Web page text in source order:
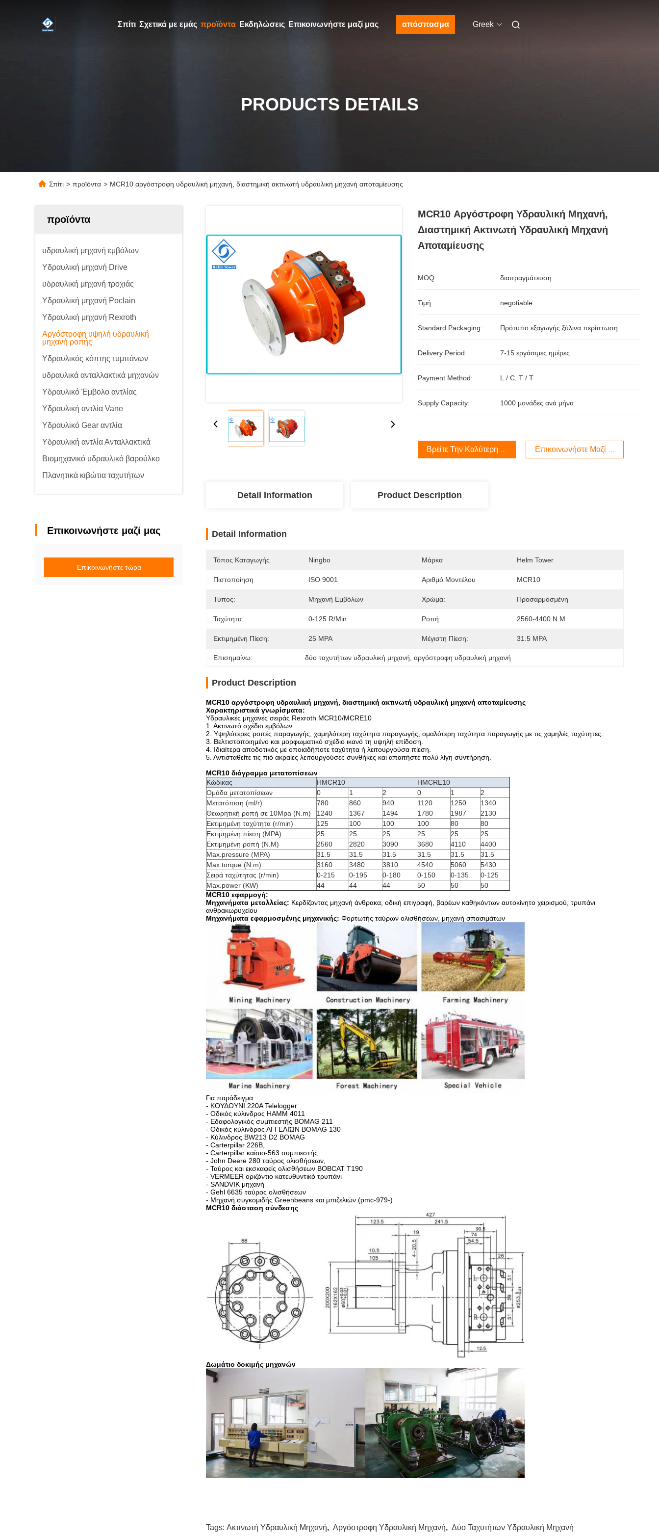
Σπίτι Σχετικά με εμάς προϊόντα Εκδηλώσεις Επικοινωνήστε μαζί μας απόσπασμα Greek
PRODUCTS DETAILS
Σπίτι > προϊόντα > MCR10 αργόστροφη υδραυλική μηχανή, διαστημική ακτινωτή υδραυλική μηχανή αποταμίευσης
προϊόντα
υδραυλική μηχανή εμβόλων
Υδραυλική μηχανή Drive
υδραυλική μηχανή τροχιάς
Υδραυλική μηχανή Poclain
Υδραυλική μηχανή Rexroth
Αργόστροφη υψηλή υδραυλική
μηχανή ροπής
Υδραυλικός κόπτης τυμπάνων
υδραυλικά ανταλλακτικά μηχανών
Υδραυλικό Έμβολο αντλίας
Υδραυλική αντλία Vane
Υδραυλικό Gear αντλία
Υδραυλική αντλία Ανταλλακτικά
Βιομηχανικό υδραυλικό βαρούλκο
Πλανητικά κιβώτια ταχυτήτων
Επικοινωνήστε μαζί μας
Επικοινωνήστε τώρα
MCR10 Αργόστροφη Υδραυλική Μηχανή,
Διαστημική Ακτινωτή Υδραυλική Μηχανή
Αποταμίευσης
MOQ: διαπραγμάτευση
Τιμή: negotiable
Standard Packaging: Πρότυπο εξαγωγής ξύλινα περίπτωση
Delivery Period: 7-15 εργάσιμες ημέρες
Payment Method: L / C, T / T
Supply Capacity: 1000 μονάδες ανά μήνα
Βρείτε Την Καλύτερη Τιμή Επικοινωνήστε Μαζί Μας
Detail Information Product Description
Detail Information
Τόπος Καταγωγής Ningbo Μάρκα Helm Tower
Πιστοποίηση ISO 9001 Αριθμό Μοντέλου MCR10
Τύπος: Μηχανή Εμβόλων Χρώμα: Προσαρμοσμένη
Ταχύτητα: 0-125 R/min Ροπή: 2560-4400 N.m
Εκτιμημένη Πίεση: 25 MPA Μέγιστη Πίεση: 31.5 MPA
Επισημαίνω: δύο ταχυτήτων υδραυλική μηχανή , αργόστροφη υδραυλική μηχανή
Product Description
MCR10 αργόστροφη υδραυλική μηχανή, διαστημική ακτινωτή υδραυλική μηχανή αποταμίευσης
Χαρακτηριστικά γνωρίσματα:
Υδραυλικές μηχανές σειράς Rexroth MCR10/MCRE10
1. Ακτινωτό σχέδιο εμβόλων.
2. Υψηλότερες ροπές παραγωγής, χαμηλότερη ταχύτητα παραγωγής, ομαλότερη ταχύτητα παραγωγής με τις χαμηλές ταχύτητες.
3. Βελτιστοποιημένο και μορφωματικό σχέδιο ικανό τη υψηλή επίδοση.
4. Ιδιαίτερα αποδοτικός με οποιαδήποτε ταχύτητα ή λειτουργούσα πίεση.
5. Αντισταθείτε τις πιό ακραίες λειτουργούσες συνθήκες και απαιτήστε πολύ λίγη συντήρηση.
MCR10 διάγραμμα μετατοπίσεων
Κώδικας
HMCR10
HMCRE10
Ομάδα μετατοπίσεων
0 1 2 0 1
2
Μετατόπιση (ml/r)
780 860 940 1120 1250
1340
Θεωρητική ροπή σε 10Mpa (N.m)
1240 1367 1494 1780 1987
2130
Εκτιμημένη ταχύτητα (r/min)
125 100 100 100 80
80
Εκτιμημένη πίεση (MPA)
25 25 25 25 25
25
Εκτιμημένη ροπή (N.M)
2560 2820 3090 3680 4110
4400
Max.pressure (MPA)
31.5 31.5 31.5 31.5 31.5
31.5
Max.torque (N.m)
3160 3480 3810 4540 5060
5430
Σειρά ταχύτητας (r/min)
0-215 0-195 0-180 0-150 0-135
0-125
Max.power (KW)
44 44 44 50 50
50
MCR10 εφαρμογή:
Μηχανήματα μεταλλείας: Κερδίζοντας μηχανή άνθρακα, οδική επιγραφή, βαρέων καθηκόντων αυτοκίνητο χειρισμού, τρυπάνι
ανθρακωρυχείου
Μηχανήματα εφαρμοσμένης μηχανικής: Φορτωτής ταύρων ολισθήσεων, μηχανή σπασιμάτων
Για παράδειγμα:
- ΚΟΥΔΟΥΝΙ 220A Telelogger
- Οδικός κύλινδρος HAMM 4011
- Εδαφολογικός συμπιεστής BOMAG 211
- Οδικός κύλινδρος ΑΓΓΕΛΙΏΝ BOMAG 130
- Κύλινδρος BW213 D2 BOMAG
- Carterpillar 226B,
- Carterpillar καίσιο-563 συμπιεστής
- John Deere 280 ταύρος ολισθήσεων,
- Ταύρος και εκσκαφείς ολισθήσεων BOBCAT T190
- VERMEER οριζόντιο κατευθυντικό τρυπάνι
- SANDVIK μηχανή
- Gehl 6635 ταύρος ολισθήσεων
- Μηχανή συγκομιδής Greenbeans και μπιζελιών (pmc-979-)
MCR10 διάσταση σύνδεσης
Δωμάτιο δοκιμής μηχανών
Tags: Ακτινωτή Υδραυλική Μηχανή, Αργόστροφη Υδραυλική Μηχανή, Δύο Ταχυτήτων Υδραυλική Μηχανή